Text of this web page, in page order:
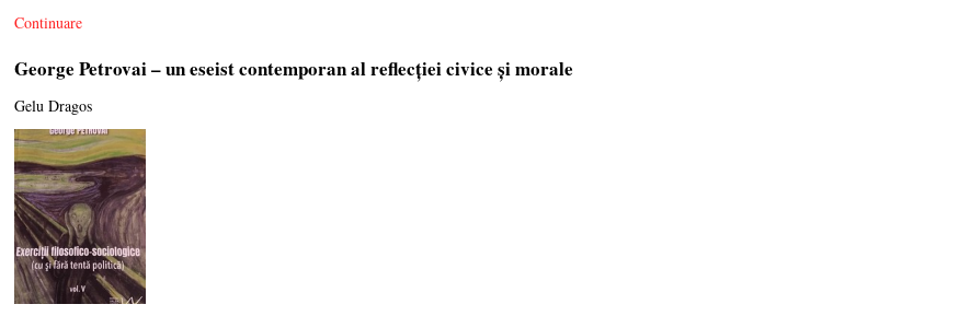
Continuare
George Petrovai – un eseist contemporan al reflecției civice și morale
Gelu Dragos